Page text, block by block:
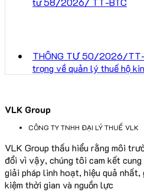
THÔNG TƯ 50/2026/TT-
trọng về quản lý thuế hộ
VLK Group
CÔNG TY TNHH ĐẠI LÝ THUẾ VLK
VLK Group thấu hiểu rằng môi
đổi vì vậy, chúng tôi cam kết cung
giải pháp linh hoạt, hiệu quả nhất,
kiệm thời gian và nguồn lực